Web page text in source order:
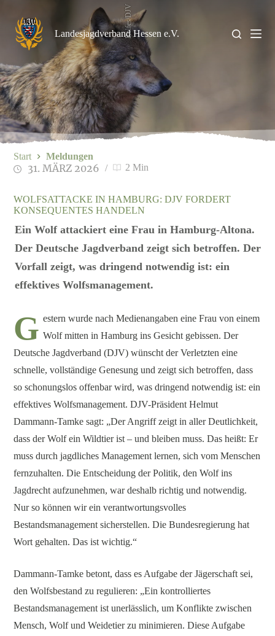
springen
Landesjagdverband Hessen e.V.
Rolfes/DJV
WOLFSATTACKE IN HAMBURG: DJV FORDERT
KONSEQUENTES HANDELN
31. MÄRZ 2026 2 Min
Start Meldungen
Ein Wolf attackiert eine Frau in Hamburg-Altona.
Der Deutsche Jagdverband zeigt sich betroffen. Der
Vorfall zeigt, was dringend notwendig ist: ein
effektives Wolfsmanagement.
G estern wurde nach Medienangaben eine Frau von einem
Wolf mitten in Hamburg ins Gesicht gebissen. Der
Deutsche Jagdverband (DJV) wünscht der Verletzten eine
schnelle, vollständige Genesung und zeigt sich betroffen, dass
so schonungslos offenbar wird, was dringend notwendig ist: ein
effektives Wolfsmanagement. DJV-Präsident Helmut
Dammann-Tamke sagt: „Der Angriff zeigt in aller Deutlichkeit,
dass der Wolf ein Wildtier ist – und bleiben muss. Das heißt: Er
muss durch jagdliches Management lernen, sich vom Menschen
fernzuhalten. Die Entscheidung der Politik, den Wolf ins
Jagdrecht aufzunehmen, war deshalb richtig und notwendig.
Nur so können wir ein verantwortungsvolles
Bestandsmanagement sicherstellen. Die Bundesregierung hat
Wort gehalten. Das ist wichtig.“
Dammann-Tamke betont, dass es Aufgabe der Jägerschaft sei,
den Wolfsbestand zu regulieren: „Ein kontrolliertes
Bestandsmanagement ist unerlässlich, um Konflikte zwischen
Mensch, Wolf und Weidetier zu minimieren. Diese Aufgabe